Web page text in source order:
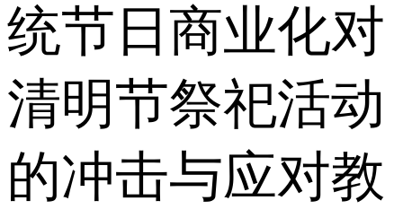
统节日商业化对
清明节祭祀活动
的冲击与应对教